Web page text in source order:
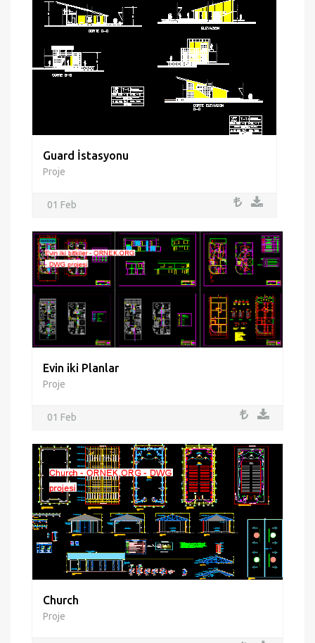
Guard İstasyonu
Proje
01 Feb
Evin iki Planlar
Proje
01 Feb
Church
Proje